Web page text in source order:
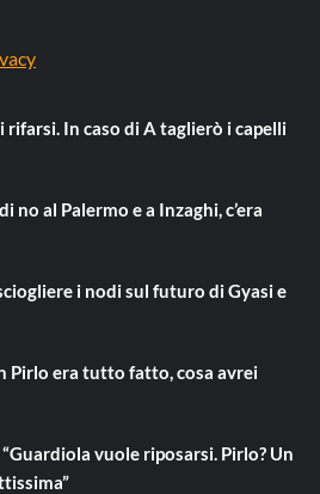
rifarsi. In caso di A taglierò i capelli
no al Palermo e a Inzaghi, c’era
i nodi sul futuro di Gyasi e
Pirlo era tutto fatto, cosa avrei
vuole riposarsi. Pirlo? Un